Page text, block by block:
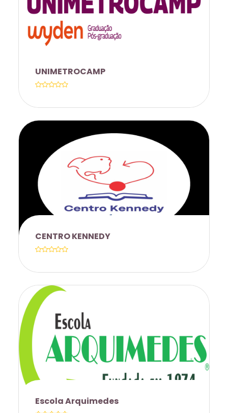
DESCONTO 20% AOS FUNCIONÁRIOS
CURSOS DE TÉCNICO EM
ENFERMAGEM, ESPECIALIZAÇÃO
UNIMETROCAMP
CONVÊNIO COM A INSTITUIÇÃO COM
DESCONTO DE 5% POR TRABALHADOR
MATRICULAO, ALÉM DE NEGOCIAÇÃO
CONTRAPARTIDA.
CENTRO KENNEDY
30�SCONTO NA MATRICULA, 25%
SOBRE O VALOR DA MENSALIDADE
PARA FUNCIONÁRIOS DA UNICAMP E
DESCONTO DE 15% PARA FILHOS E
DA MENSALIDADE NOS CURSOS
TÉCNICOS DE ENFERMAGEM,
Escola Arquimedes